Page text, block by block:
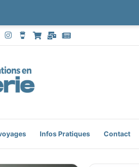
InstagramBuy Me a Coffee
Boutique
MailGoogle News
Infos Pratiques Contact